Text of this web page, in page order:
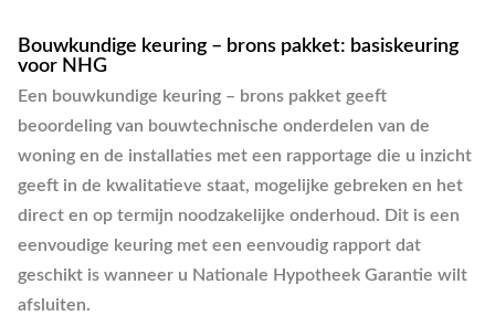
Bouwkundige keuring – brons pakket: basiskeuring
voor NHG
Een bouwkundige keuring – brons pakket geeft
beoordeling van bouwtechnische onderdelen van de
woning en de installaties met een rapportage die u inzicht
geeft in de kwalitatieve staat, mogelijke gebreken en het
direct en op termijn noodzakelijke onderhoud. Dit is een
eenvoudige keuring met een eenvoudig rapport dat
geschikt is wanneer u Nationale Hypotheek Garantie wilt
afsluiten.